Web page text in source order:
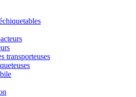
transporteuses